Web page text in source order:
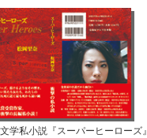
学私小説『スーパーヒーローズ』